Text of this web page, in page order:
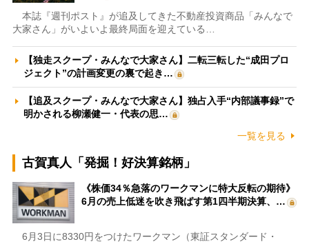
本誌『週刊ポスト』が追及してきた不動産投資商品「みんなで
大家さん」がいよいよ最終局面を迎えている…
【独走スクープ・みんなで大家さん】二転三転した“成田プロ
ジェクト”の計画変更の裏で起き…
【追及スクープ・みんなで大家さん】独占入手“内部議事録”で
明かされる柳瀬健一・代表の思…
一覧を見る
古賀真人「発掘！好決算銘柄」
《株価34％急落のワークマンに特大反転の期待》
6月の売上低迷を吹き飛ばす第1四半期決算、…
6月3日に8330円をつけたワークマン（東証スタンダード・